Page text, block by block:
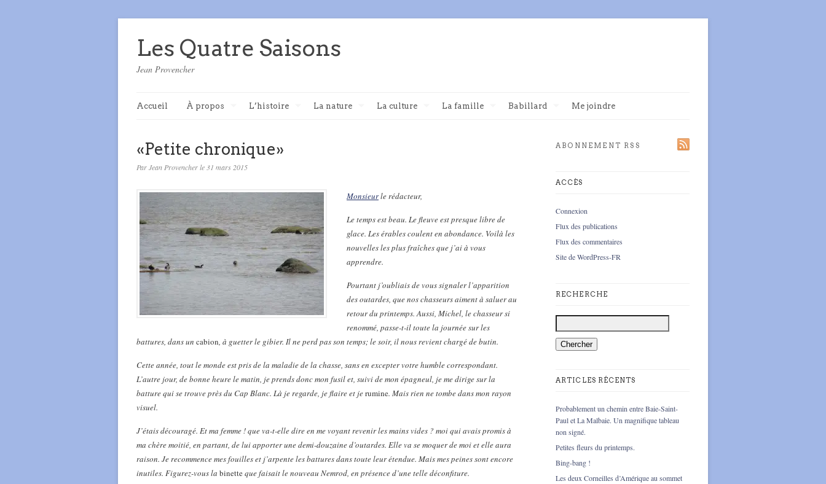
Les Quatre Saisons
Jean Provencher
Accueil À propos L’histoire La nature La culture La famille Babillard Me joindre
«Petite chronique»
Par Jean Provencher le 31 mars 2015
Monsieurle rédacteur,
Le temps est beau. Le fleuve est presque libre de
glace. Les érables coulent en abondance. Voilà les
nouvelles les plus fraîches que j’ai à vous
apprendre.
Pourtant j’oubliais de vous signaler l’apparition
des outardes, que nos chasseurs aiment à saluer au
retour du printemps. Aussi, Michel, le chasseur si
renommé, passe-t-il toute la journée sur les
battures, dans un cabion, à guetter le gibier. Il ne perd pas son temps; le soir, il nous revient chargé de butin.
Cette année, tout le monde est pris de la maladie de la chasse, sans en excepter votre humble correspondant.
L’autre jour, de bonne heure le matin, je prends donc mon fusil et, suivi de mon épagneul, je me dirige sur la
batture qui se trouve près du Cap Blanc. Là je regarde, je flaire et jerumine. Mais rien ne tombe dans mon rayon
visuel.
J’étais découragé. Et ma femme ! que va-t-elle dire en me voyant revenir les mains vides ? moi qui avais promis à
ma chère moitié, en partant, de lui apporter une demi-douzaine d’outardes. Elle va se moquer de moi et elle aura
raison. Je recommence mes fouilles et j’arpente les battures dans toute leur étendue. Mais mes peines sont encore
inutiles. Figurez-vous la binetteque faisait le nouveau Nemrod, en présence d’une telle déconfiture.
ABONNEMENT RSS
ACCÈS
Connexion
Flux des publications
Flux des commentaires
Site de WordPress-FR
RECHERCHE
ARTICLES RÉCENTS
Probablement un chemin entre Baie-Saint-
Paul et La Malbaie. Un magnifique tableau
non signé.
Petites fleurs du printemps.
Bing-bang !
Les deux Corneilles d’Amérique au sommet